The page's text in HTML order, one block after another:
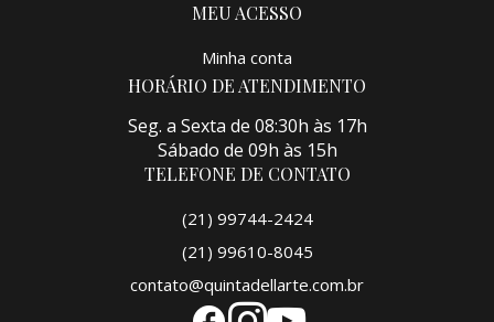
MEU ACESSO
Minha conta
HORÁRIO DE ATENDIMENTO
Seg. a Sexta de 08:30h às 17h
Sábado de 09h às 15h
TELEFONE DE CONTATO
(21) 99744-2424
(21) 99610-8045
contato@quintadellarte.com.br